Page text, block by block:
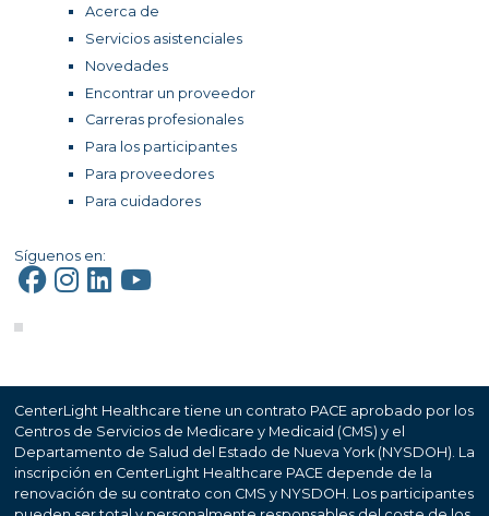
Acerca de
Servicios asistenciales
Novedades
Encontrar un proveedor
Carreras profesionales
Para los participantes
Para proveedores
Para cuidadores
Síguenos en:
CenterLight Healthcare tiene un contrato PACE aprobado por los
Centros de Servicios de Medicare y Medicaid (CMS) y el
Departamento de Salud del Estado de Nueva York (NYSDOH). La
inscripción en CenterLight Healthcare PACE depende de la
renovación de su contrato con CMS y NYSDOH. Los participantes